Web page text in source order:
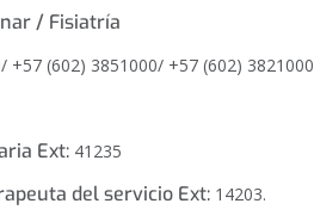
/ Fisiatría
+57 (602) 3851000/ +57 (602) 3821000
Ext: 41235
del servicio Ext: 14203.